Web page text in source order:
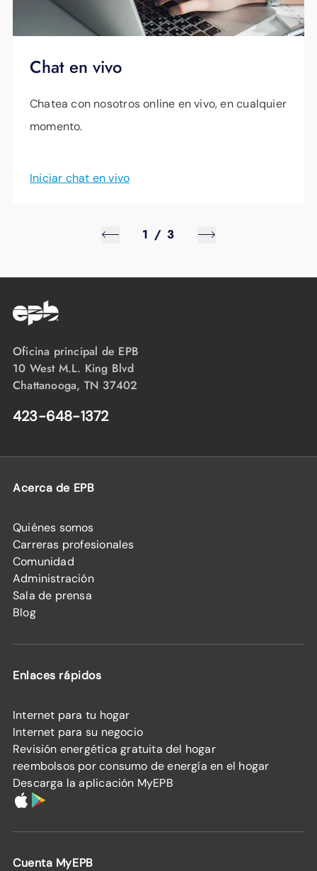
Chat en vivo
Chatea con nosotros online en vivo, en cualquier
momento.
Iniciar chat en vivo
1 / 3
Oficina principal de EPB
10 West M.L. King Blvd
Chattanooga, TN 37402
423-648-1372
Acerca de EPB
Quiénes somos
Carreras profesionales
Comunidad
Administración
Sala de prensa
Blog
Enlaces rápidos
Internet para tu hogar
Internet para su negocio
Revisión energética gratuita del hogar
reembolsos por consumo de energía en el hogar
Descarga la aplicación MyEPB
Cuenta MyEPB